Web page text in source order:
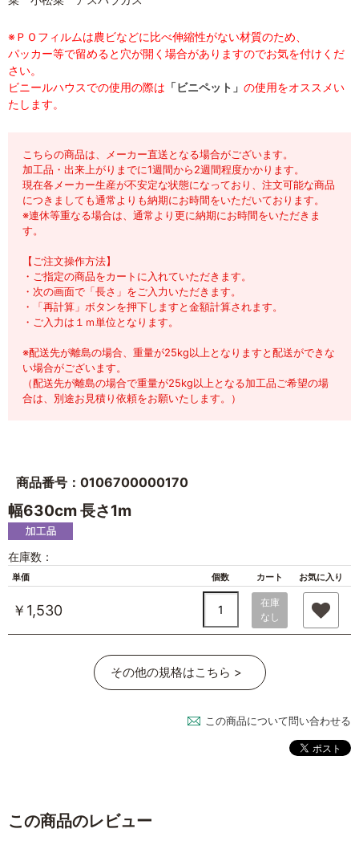
※ＰＯフィルムは農ビなどに比べ伸縮性がない材質のため、
パッカー等で留めると穴が開く場合がありますのでお気を付けくだ
さい。
ビニールハウスでの使用の際は 「ビニペット」 の使用をオススメい
たします。
こちらの商品は、メーカー直送となる場合がございます。
加工品・出来上がりまでに1週間から2週間程度かかります。
現在各メーカー生産が不安定な状態になっており、注文可能な商品
につきましても通常よりも納期にお時間をいただいております。
※連休等重なる場合は、通常より更に納期にお時間をいただきま
す。
【ご注文操作方法】
・ご指定の商品をカートに入れていただきます。
・次の画面で「長さ」をご入力いただきます。
・「再計算」ボタンを押下しますと金額計算されます。
・ご入力は１ｍ単位となります。
※配送先が離島の場合、重量が25kg以上となりますと配送ができな
い場合がございます。
（配送先が離島の場合で重量が25kg以上となる加工品ご希望の場
合は、別途お見積り依頼をお願いたします。）
商品番号：0106700000170
幅630cm 長さ1m
在庫数：
単価 個数 カート お気に入り
￥1,530
在庫
なし
その他の規格はこちら >
この商品について問い合わせる
この商品のレビュー